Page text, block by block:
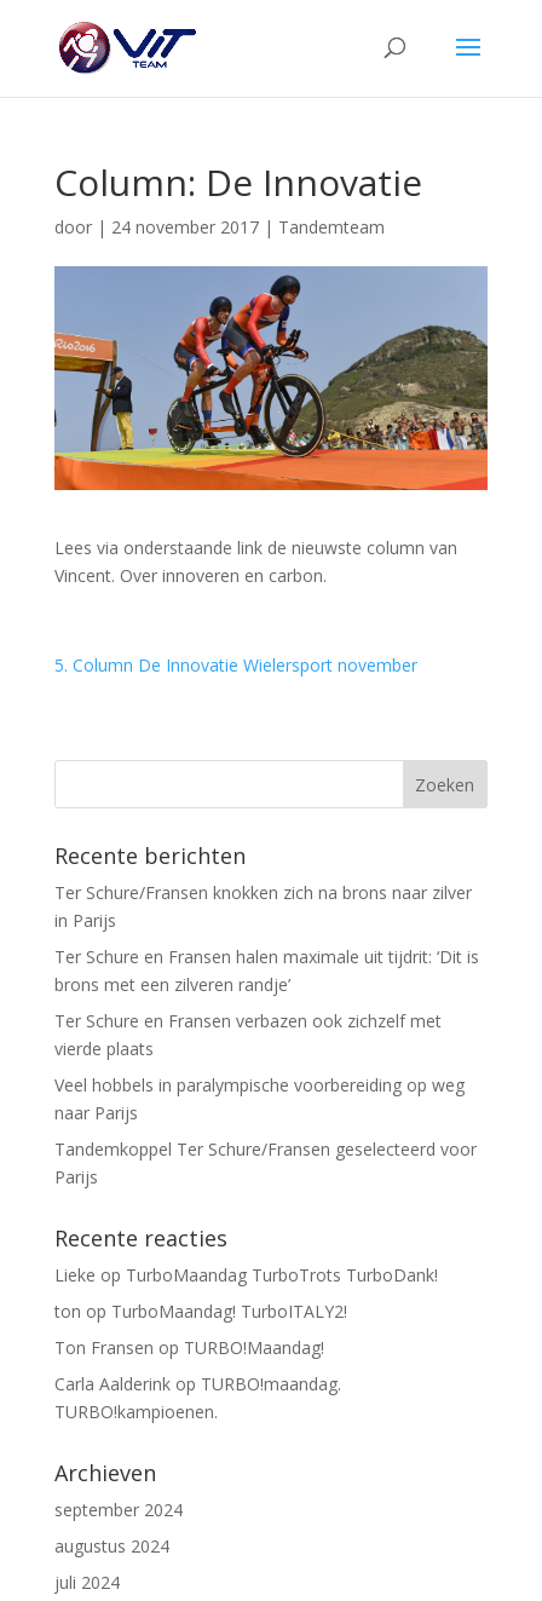
Column: De Innovatie
door | 24 november 2017| Tandemteam
Lees via onderstaande link de nieuwste column van
Vincent. Over innoveren en carbon.
5. Column De Innovatie Wielersport november
Recente berichten
Ter Schure/Fransen knokken zich na brons naar zilver
in Parijs
Ter Schure en Fransen halen maximale uit tijdrit: ‘Dit is
brons met een zilveren randje’
Ter Schure en Fransen verbazen ook zichzelf met
vierde plaats
Veel hobbels in paralympische voorbereiding op weg
naar Parijs
Tandemkoppel Ter Schure/Fransen geselecteerd voor
Parijs
Recente reacties
Lieke op TurboMaandag TurboTrots TurboDank!
ton op TurboMaandag! TurboITALY2!
Ton Fransen op TURBO!Maandag!
Carla Aalderinkop TURBO!maandag.
TURBO!kampioenen.
Archieven
september 2024
augustus 2024
juli 2024